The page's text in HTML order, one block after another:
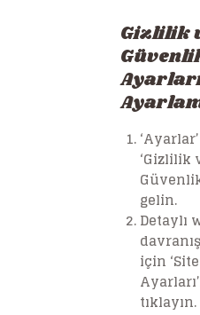
Gizlilik
‘Gizlilik
gelin.
Detaylı
için ‘Site
tıklayın.